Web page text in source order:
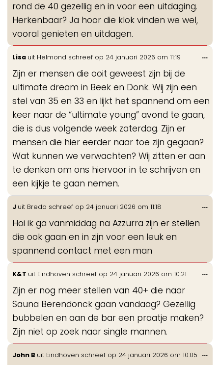
rond de 40 gezellig en in voor een uitdaging.
Herkenbaar? Ja hoor die klok vinden we wel,
vooral genieten en uitdagen.
Lisa uit Helmond schreef op 24 januari 2026 om 11:19
Zijn er mensen die ooit geweest zijn bij de
ultimate dream in Beek en Donk. Wij zijn een
stel van 35 en 33 en lijkt het spannend om een
keer naar de “ultimate young” avond te gaan,
die is dus volgende week zaterdag. Zijn er
mensen die hier eerder naar toe zijn gegaan?
Wat kunnen we verwachten? Wij zitten er aan
te denken om ons hiervoor in te schrijven en
een kijkje te gaan nemen.
...
J uit Breda schreef op 24 januari 2026 om 11:18
Hoi ik ga vanmiddag na Azzurra zijn er stellen
die ook gaan en in zijn voor een leuk en
spannend contact met een man
...
K&T uit Eindhoven schreef op 24 januari 2026 om 10:21
Zijn er nog meer stellen van 40+ die naar
Sauna Berendonck gaan vandaag? Gezellig
bubbelen en aan de bar een praatje maken?
Zijn niet op zoek naar single mannen.
...
John B uit Eindhoven schreef op 24 januari 2026 om 10:05 ...